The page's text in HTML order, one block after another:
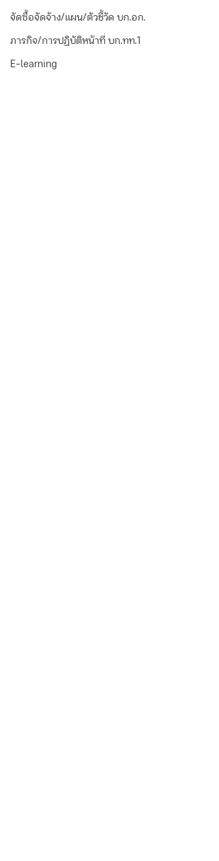
จัดซื้อจัดจ้าง/แผน/ตัวชี้วัด บก.อก.
ภารกิจ/การปฏิบัติหน้าที่ บก.ทท.1
E-learning